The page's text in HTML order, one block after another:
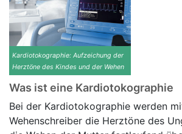
Kardiotokographie: Aufzeichung der
Herztöne des Kindes und der Wehen
Was ist eine Kardiotokographie
Bei der Kardiotokographie werden
Wehenschreiber die Herztöne des